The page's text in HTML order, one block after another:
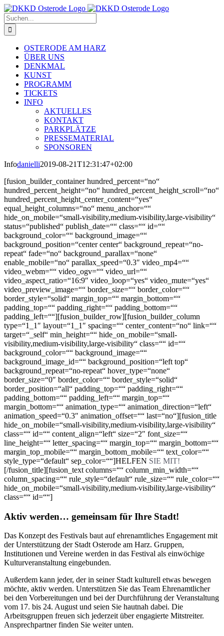
Zum
Inhalt
springen
Suche
nach:
OSTERODE AM HARZ
ÜBER UNS
DENKMAL
KUNST
PROGRAMM
TICKETS
INFO
AKTUELLES
KONTAKT
PARKPLÄTZE
PRESSEMATERIAL
SPONSOREN
Infodanielli2019-08-21T12:31:47+02:00
[fusion_builder_container hundred_percent=“no“
hundred_percent_height=“no“ hundred_percent_height_scroll=“no“
hundred_percent_height_center_content=“yes“
equal_height_columns=“no“ menu_anchor=““
hide_on_mobile=“small-visibility,medium-visibility,large-visibility“
status=“published“ publish_date=““ class=““ id=““
background_color=““ background_image=““
background_position=“center center“ background_repeat=“no-
repeat“ fade=“no“ background_parallax=“none“
enable_mobile=“no“ parallax_speed=“0.3″ video_mp4=““
video_webm=““ video_ogv=““ video_url=““
video_aspect_ratio=“16:9″ video_loop=“yes“ video_mute=“yes“
video_preview_image=““ border_size=““ border_color=““
border_style=“solid“ margin_top=““ margin_bottom=““
padding_top=““ padding_right=““ padding_bottom=““
padding_left=““][fusion_builder_row][fusion_builder_column
type=“1_1″ layout=“1_1″ spacing=““ center_content=“no“ link=““
target=“_self“ min_height=““ hide_on_mobile=“small-
visibility,medium-visibility,large-visibility“ class=““ id=““
background_color=““ background_image=““
background_image_id=““ background_position=“left top“
background_repeat=“no-repeat“ hover_type=“none“
border_size=“0″ border_color=““ border_style=“solid“
border_position=“all“ padding_top=““ padding_right=““
padding_bottom=““ padding_left=““ margin_top=““
margin_bottom=““ animation_type=““ animation_direction=“left“
animation_speed=“0.3″ animation_offset=““ last=“no“][fusion_title
hide_on_mobile=“small-visibility,medium-visibility,large-visibility“
class=““ id=““ content_align=“left“ size=“2″ font_size=““
line_height=““ letter_spacing=““ margin_top=““ margin_bottom=““
margin_top_mobile=““ margin_bottom_mobile=““ text_color=““
style_type=“default“ sep_color=““]HELFEN SIE MIT!
[/fusion_title][fusion_text columns=““ column_min_width=““
column_spacing=““ rule_style=“default“ rule_size=““ rule_color=““
hide_on_mobile=“small-visibility,medium-visibility,large-visibility“
class=““ id=““]
Aktiv werden… gemeinsam für Ihre Stadt!
Das Konzept des Festivals baut auf ehrenamtliches Engagement mit
der Unterstützung der Stadt Osterode am Harz. Gruppen,
Institutionen und Vereine werden in das Festival als einwöchige
Kulturveranstaltung eingebunden.
Außerdem kann jeder, der in seiner Stadt kulturell etwas bewegen
möchte, aktiv werden. Unterstützen Sie das Team Ehrenamtlicher
bei den Vorbereitungen und bei der Durchführung der Veranstaltung
vom 17. bis 24. August und seien Sie hautnah dabei. Die
Arbeitsgruppen freuen sich jederzeit über engagierte Mitstreiter.
Ansprechpartner finden Sie weiter unten.